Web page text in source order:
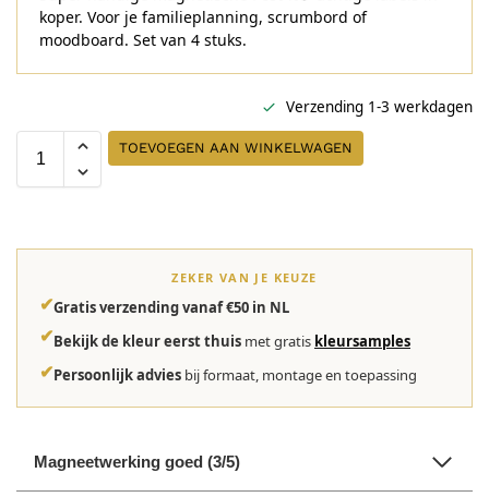
koper. Voor je familieplanning, scrumbord of
moodboard. Set van 4 stuks.
Verzending 1-3 werkdagen
TOEVOEGEN AAN WINKELWAGEN
ZEKER VAN JE KEUZE
✔Gratis verzending vanaf €50 in NL
✔Bekijk de kleur eerst thuis met gratis kleursamples
✔Persoonlijk advies bij formaat, montage en toepassing
Magneetwerking goed (3/5)